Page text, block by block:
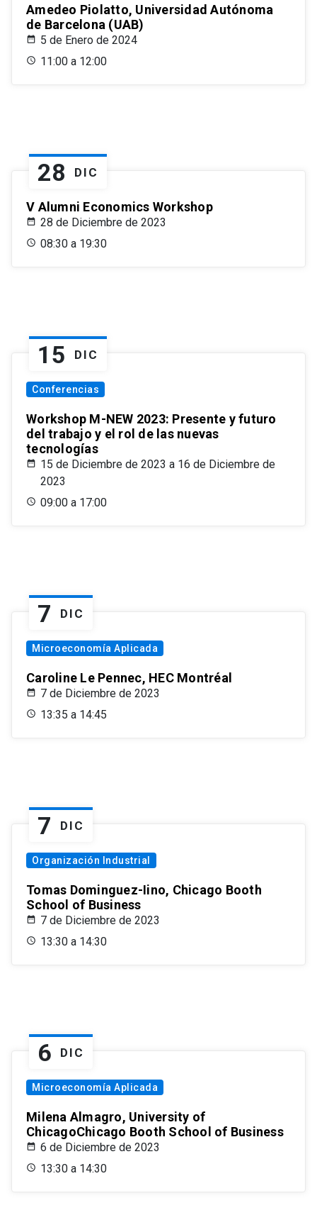
Amedeo Piolatto, Universidad Autónoma
de Barcelona (UAB)
5 de Enero de 2024
11:00 a 12:00
28 DIC
V Alumni Economics Workshop
28 de Diciembre de 2023
08:30 a 19:30
15 DIC
Conferencias
Workshop M-NEW 2023: Presente y futuro
del trabajo y el rol de las nuevas
tecnologías
15 de Diciembre de 2023 a 16 de Diciembre de
2023
09:00 a 17:00
7 DIC
Microeconomía Aplicada
Caroline Le Pennec, HEC Montréal
7 de Diciembre de 2023
13:35 a 14:45
7 DIC
Organización Industrial
Tomas Dominguez-Iino, Chicago Booth
School of Business
7 de Diciembre de 2023
13:30 a 14:30
6 DIC
Microeconomía Aplicada
Milena Almagro, University of
ChicagoChicago Booth School of Business
6 de Diciembre de 2023
13:30 a 14:30